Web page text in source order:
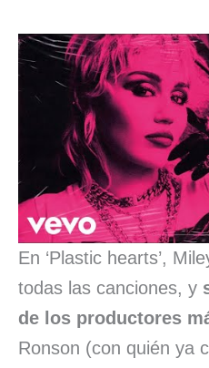
En ‘Plastic hearts’,
todas las canciones, y
de los productores
Ronson (con quién ya